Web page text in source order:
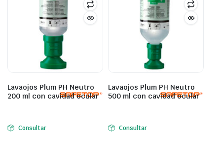
Lavaojos Plum PH Neutro
200 ml con cavidad ocular
Consultar
Lavaojos Plum PH Neutro
500 ml con cavidad ocular
Consultar